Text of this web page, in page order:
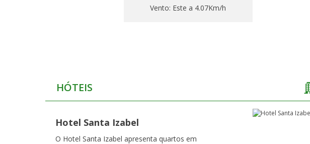
Vento: Este a 4.07Km/h
HÓTEIS
Hotel Santa Izabel
O Hotel Santa Izabel apresenta quartos em